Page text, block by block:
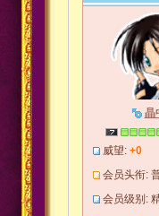
晶
威望: +0
会员头衔:
会员级别: